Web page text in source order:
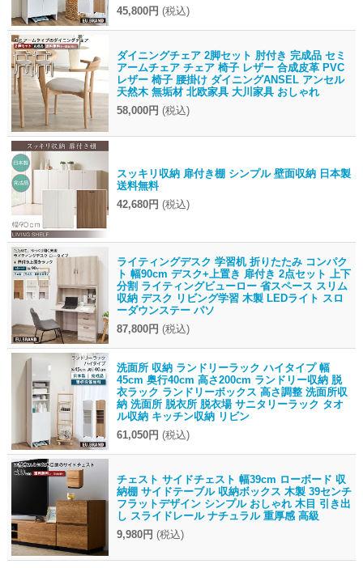
45,800円 (税込)
ダイニングチェア 2脚セット 肘付き 完成品 セミ
アームチェア チェア 椅子 レザー 合成皮革 PVC
レザー 椅子 腰掛け ダイニングANSEL アンセル
天然木 無垢材 北欧家具 大川家具 おしゃれ
58,000円 (税込)
スッキリ収納 扉付き棚 シンプル 壁面収納 日本製
送料無料
42,680円 (税込)
ライティングデスク 学習机 折りたたみ コンパク
ト 幅90cm デスク+上置き 扉付き 2点セット 上下
分割 ライティングビューロー 省スペース スリム
収納 デスク リビング学習 木製 LEDライト スロ
ーダウンステー パソ
87,800円 (税込)
洗面所 収納 ランドリーラック ハイタイプ 幅
45cm 奥行40cm 高さ200cm ランドリー収納 脱
衣ラック ランドリーボックス 高さ調整 洗面所収
納 洗面所 脱衣所 脱衣場 サニタリーラック タオ
ル収納 キッチン収納 リビン
61,050円 (税込)
チェスト サイドチェスト 幅39cm ローボード 収
納棚 サイドテーブル 収納ボックス 木製 39センチ
フラットデザイン シンプル おしゃれ 木目 引き出
し スライドレール ナチュラル 重厚感 高級
9,980円 (税込)